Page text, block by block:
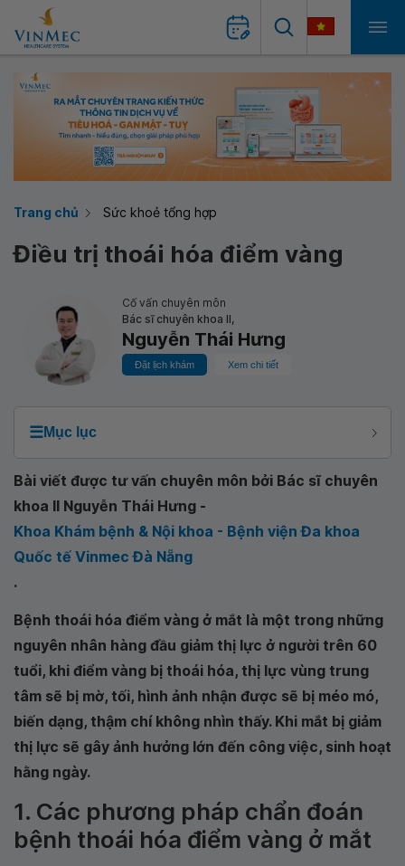
Trang chủ Sức khoẻ tổng hợp
Điều trị thoái hóa điểm vàng
Cố vấn chuyên môn
Bác sĩ chuyên khoa II,
Nguyễn Thái Hưng
Đặt lịch khám Xem chi tiết
☰Mục lục
Bài viết được tư vấn chuyên môn bởi Bác sĩ chuyên
khoa II Nguyễn Thái Hưng -
Khoa Khám bệnh & Nội khoa - Bệnh viện Đa khoa
Quốc tế Vinmec Đà Nẵng
.
Bệnh thoái hóa điểm vàng ở mắt là một trong những
nguyên nhân hàng đầu giảm thị lực ở người trên 60
tuổi, khi điểm vàng bị thoái hóa, thị lực vùng trung
tâm sẽ bị mờ, tối, hình ảnh nhận được sẽ bị méo mó,
biến dạng, thậm chí không nhìn thấy. Khi mắt bị giảm
thị lực sẽ gây ảnh hưởng lớn đến công việc, sinh hoạt
hằng ngày.
1. Các phương pháp chẩn đoán
bệnh thoái hóa điểm vàng ở mắt